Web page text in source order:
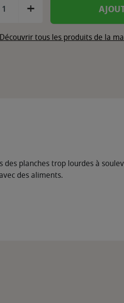
+
Découvrir tous les produits de la
planches trop lourdes à
des aliments.